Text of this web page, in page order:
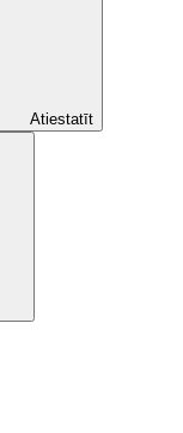
Atiestatīt